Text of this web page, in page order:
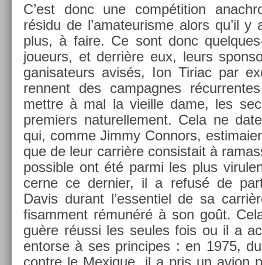
C’est donc une com­péti­tion
résidu de l’amateuris­me alors qu’il
plus, à faire. Ce sont donc
joueurs, et derrière eux, leurs
ganisateurs avisés, Ion Tiriac par
rennent des cam­pagnes
mettre à mal la vieil­le dame, les
pre­mi­ers naturel­le­ment. Cela ne
qui, comme Jimmy Con­nors,
que de leur carrière con­sis­tait à
pos­sible ont été parmi les plus
cer­ne ce de­rni­er, il a refusé de
Davis durant l’es­sentiel de sa
fisam­ment rémunéré à son goût.
guère réussi les seules fois ou il a
en­tor­se à ses prin­cipes : en 1975,
con­tre le Mexique, il a pris un avion